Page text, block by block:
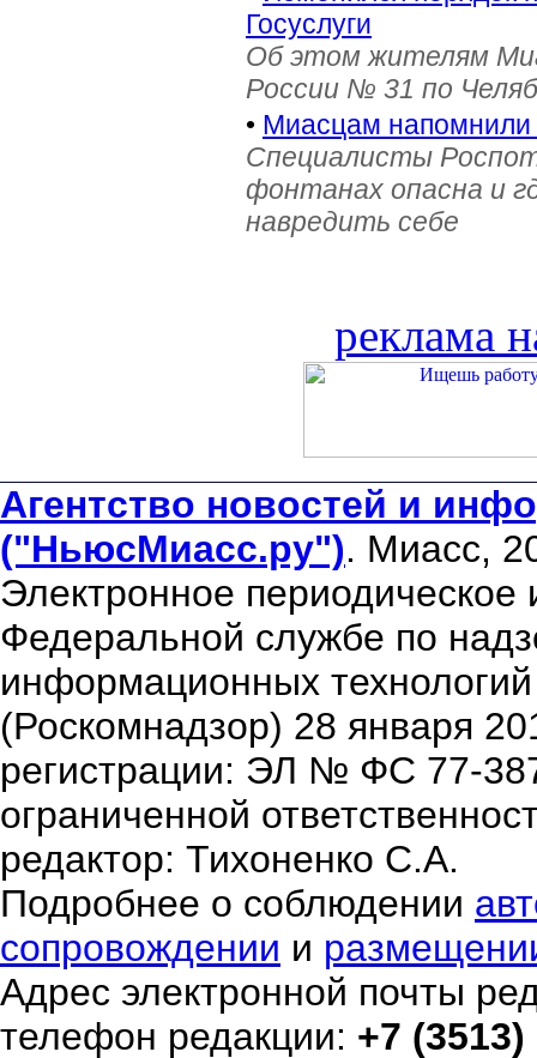
Госуслуги
Об этом жителям
России № 31 по
• Миасцам напомнили
Специалисты
фонтанах опасна и
навредить себе
реклама
Агентство новостей и
("НьюсМиасс.ру"). Миасс,
Электронное периодическое
Федеральной службе по
информационных
(Роскомнадзор) 28 января
регистрации: ЭЛ № ФС 77-
ограниченной
редактор: Тихоненко С.А.
Подробнее о соблюдении
сопровождении и
Адрес электронной почты
телефон редакции: +7